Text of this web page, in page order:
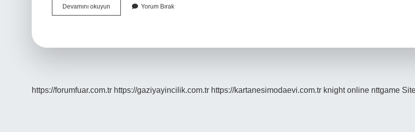
Devamını okuyun Kadınlar
Kirli
Yorum Bırak
https://forumfuar.com.tr https://gaziyayincilik.com.tr https://kartanesimodaevi.com.tr knight online nttgame